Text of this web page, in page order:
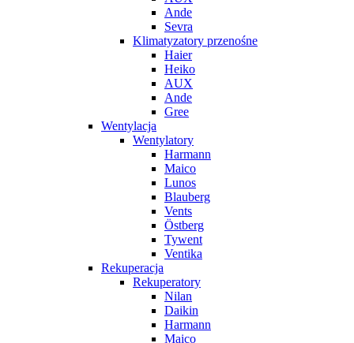
Ande
Sevra
Klimatyzatory przenośne
Haier
Heiko
AUX
Ande
Gree
Wentylacja
Wentylatory
Harmann
Maico
Lunos
Blauberg
Vents
Östberg
Tywent
Ventika
Rekuperacja
Rekuperatory
Nilan
Daikin
Harmann
Maico